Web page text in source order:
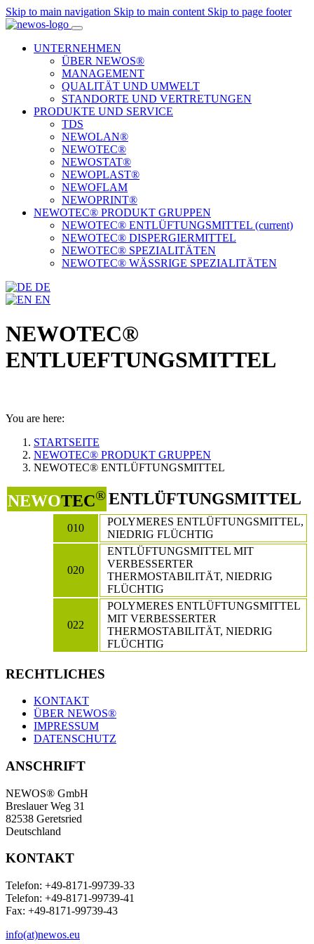
Skip to main navigation Skip to main content Skip to page footer
UNTERNEHMEN
ÜBER NEWOS®
MANAGEMENT
QUALITÄT UND UMWELT
STANDORTE UND VERTRETUNGEN
PRODUKTE UND SERVICE
TDS
NEWOLAN®
NEWOTEC®
NEWOSTAT®
NEWOPLAST®
NEWOFLAM
NEWOPRINT®
NEWOTEC® PRODUKT GRUPPEN
NEWOTEC® ENTLÜFTUNGSMITTEL (current)
NEWOTEC® DISPERGIERMITTEL
NEWOTEC® SPEZIALITÄTEN
NEWOTEC® WÄSSRIGE SPEZIALITÄTEN
DE
EN
NEWOTEC®
ENTLUEFTUNGSMITTEL
You are here:
STARTSEITE
NEWOTEC® PRODUKT GRUPPEN
NEWOTEC® ENTLÜFTUNGSMITTEL
NEWOTEC®ENTLÜFTUNGSMITTEL
010
POLYMERES ENTLÜFTUNGSMITTEL,
NIEDRIG FLÜCHTIG
020
ENTLÜFTUNGSMITTEL MIT
VERBESSERTER
THERMOSTABILITÄT, NIEDRIG
FLÜCHTIG
022
POLYMERES ENTLÜFTUNGSMITTEL
MIT VERBESSERTER
THERMOSTABILITÄT, NIEDRIG
FLÜCHTIG
RECHTLICHES
KONTAKT
ÜBER NEWOS®
IMPRESSUM
DATENSCHUTZ
ANSCHRIFT
NEWOS® GmbH
Breslauer Weg 31
82538 Geretsried
Deutschland
KONTAKT
Telefon: +49-8171-99739-33
Telefon: +49-8171-99739-41
Fax: +49-8171-99739-43
info(at)newos.eu